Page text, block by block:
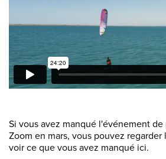
Si vous avez manqué l'événement
Zoom en mars, vous pouvez
voir ce que vous avez manqué ici.